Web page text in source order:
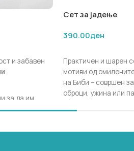
и забавен
за да им
чувство и
ја прави
Сет за јадење
390.00ден
Практичен и шарен
мотиви од
на Биби – совршен
оброци, ужина или
прави оброците